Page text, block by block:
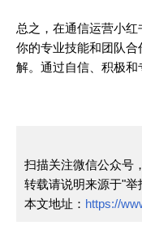
总之，在通信运营小
你的专业技能和团队
解。通过自信、积极和
扫描关注微信公众号
转载请说明来源于"举
本文地址： https://